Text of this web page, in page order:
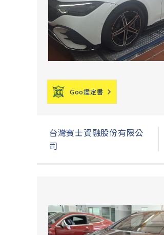
Goo鑑定書
台灣賓士資融股份有限公
司